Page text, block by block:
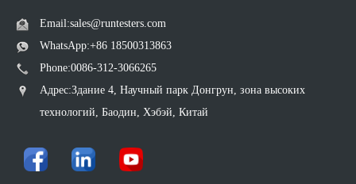
Email:sales@runtesters.com
WhatsApp:+86 18500313863
Phone:0086-312-3066265
Адрес:Здание 4, Научный парк Донгрун, зона высоких
технологий, Баодин, Хэбэй, Китай